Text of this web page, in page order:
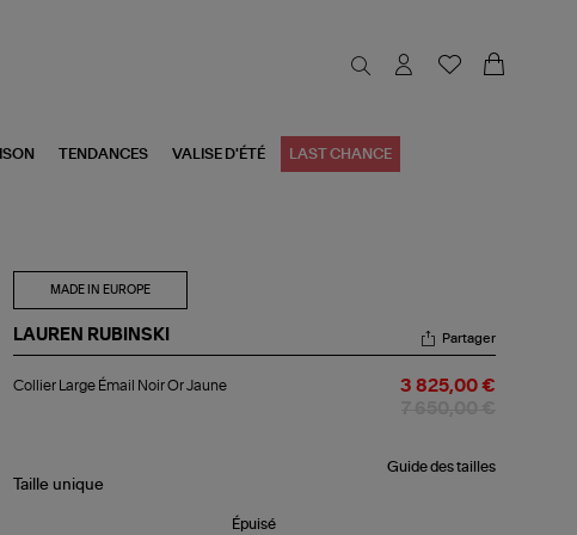
TENDANCES VALISE D'ÉTÉ LAST CHANCE
MADE IN EUROPE
LAUREN RUBINSKI
Large
Partager
Collier Large Émail Noir Or Jaune 3 825,00 €
Guide des tailles
Taille unique
Épuisé